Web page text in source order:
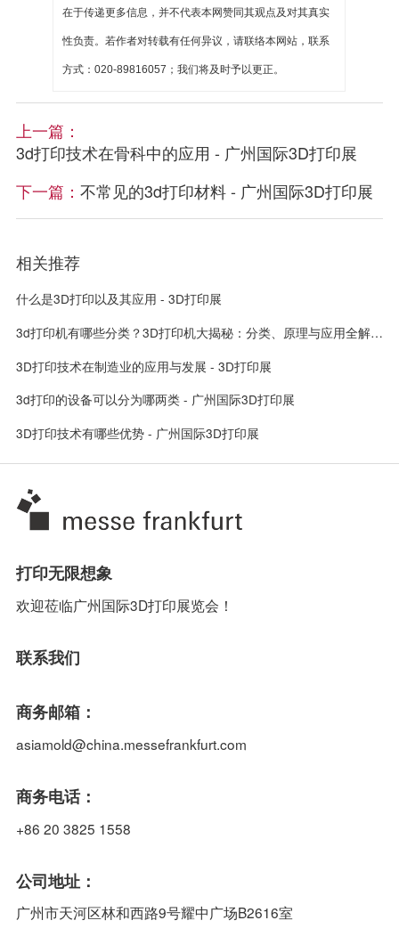
在于传递更多信息，并不代表本网赞同其观点及对其真实
性负责。若作者对转载有任何异议，请联络本网站，联系
方式：020-89816057；我们将及时予以更正。
上一篇：
3d打印技术在骨科中的应用 - 广州国际3D打印展
下一篇： 不常见的3d打印材料 - 广州国际3D打印展
相关推荐
什么是3D打印以及其应用 - 3D打印展
3d打印机有哪些分类？3D打印机大揭秘：分类、原理与应用全解析！ - 广州3D打印展
3D打印技术在制造业的应用与发展 - 3D打印展
3d打印的设备可以分为哪两类 - 广州国际3D打印展
3D打印技术有哪些优势 - 广州国际3D打印展
打印无限想象
欢迎莅临广州国际3D打印展览会！
联系我们
商务邮箱：
asiamold@china.messefrankfurt.com
商务电话：
+86 20 3825 1558
公司地址：
广州市天河区林和西路9号耀中广场B2616室